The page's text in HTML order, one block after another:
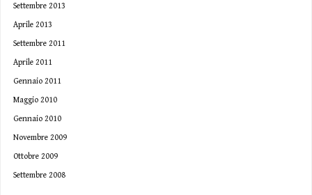
Settembre 2013
Aprile 2013
Settembre 2011
Aprile 2011
Gennaio 2011
Maggio 2010
Gennaio 2010
Novembre 2009
Ottobre 2009
Settembre 2008